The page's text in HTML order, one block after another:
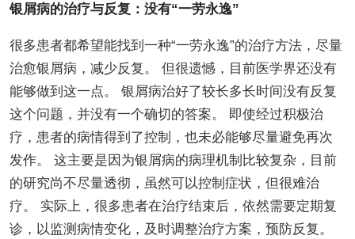
银屑病的治疗与反复：没有“一劳永逸”
很多患者都希望能找到一种“一劳永逸”的治疗方法，尽量
治愈银屑病，减少反复。 但很遗憾，目前医学界还没有
能够做到这一点。 银屑病治好了较长多长时间没有反复
这个问题，并没有一个确切的答案。 即使经过积极治
疗，患者的病情得到了控制，也未必能够尽量避免再次
发作。 这主要是因为银屑病的病理机制比较复杂，目前
的研究尚不尽量透彻，虽然可以控制症状，但很难治
疗。 实际上，很多患者在治疗结束后，依然需要定期复
诊，以监测病情变化，及时调整治疗方案，预防反复。